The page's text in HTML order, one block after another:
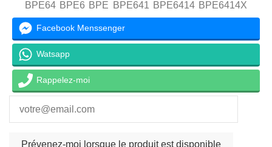
BPE64 BPE6 BPE BPE641 BPE6414 BPE6414X
Facebook Menssenger
Watsapp
Rappelez-moi